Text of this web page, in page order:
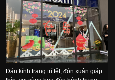
Dán kính trang trí tết, đón xuân giáp